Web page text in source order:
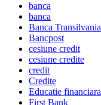
banca
banca
Banca Transilvania
Bancpost
cesiune credit
cesiune credite
credit
Credite
Educatie financiara
First Bank